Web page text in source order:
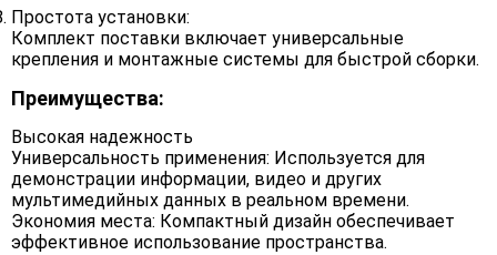
Простота установки:
Комплект поставки включает универсальные
крепления и монтажные системы для быстрой сборки.
Преимущества:
Высокая надежность
Универсальность применения: Используется для
демонстрации информации, видео и других
мультимедийных данных в реальном времени.
Экономия места: Компактный дизайн обеспечивает
эффективное использование пространства.